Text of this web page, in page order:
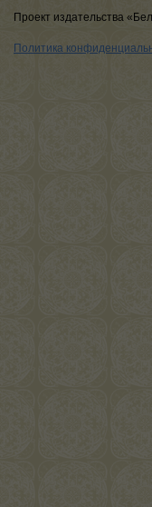
Проект издательства
Политика